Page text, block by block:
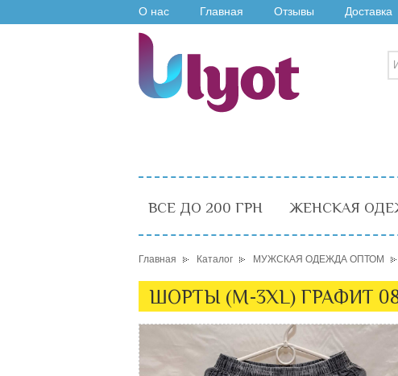
О нас Главная Отзывы Доставка
ВСЕ ДО 200 ГРН ЖЕНСКАЯ
Главная Каталог МУЖСКАЯ ОДЕЖДА ОПТОМ
ШОРТЫ (M-3XL) ГРАФИТ